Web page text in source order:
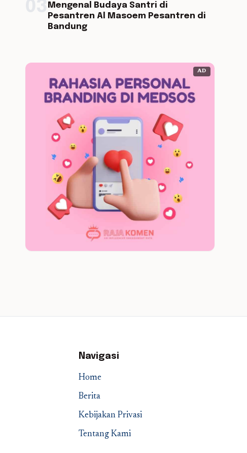
Mengenal Budaya Santri di
Pesantren Al Masoem Pesantren di
Bandung
AD
Navigasi
Home
Berita
Kebijakan Privasi
Tentang Kami